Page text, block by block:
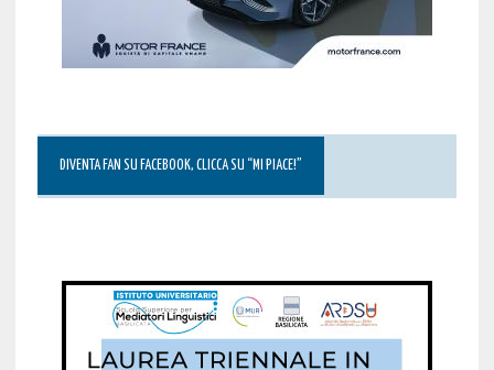
DIVENTA FAN SU FACEBOOK, CLICCA SU “MI PIACE!”